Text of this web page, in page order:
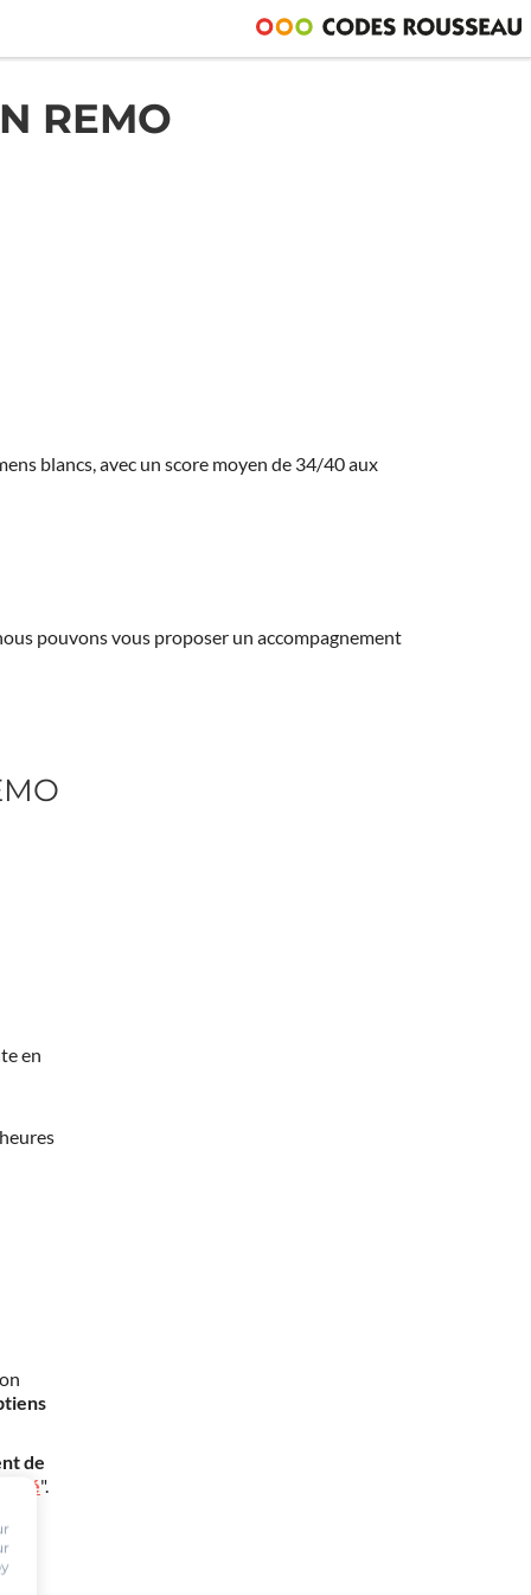
REMO
blancs, avec un score moyen de 34/40 aux
pouvons vous proposer un accompagnement
en
de
".